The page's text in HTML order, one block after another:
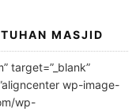
MASJID
target=”_blank”
wp-image-
wp-